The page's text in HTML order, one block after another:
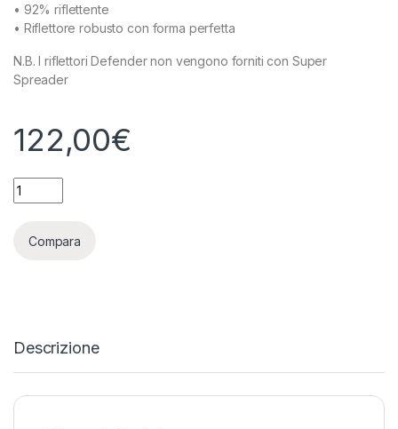
• 92% riflettente
• Riflettore robusto con forma perfetta
N.B. I riflettori Defender non vengono forniti con Super
Spreader
122,00€
ADJUST-A-WINGS - DEFENDER LARGE - SPREADER NON
Compara
Descrizione